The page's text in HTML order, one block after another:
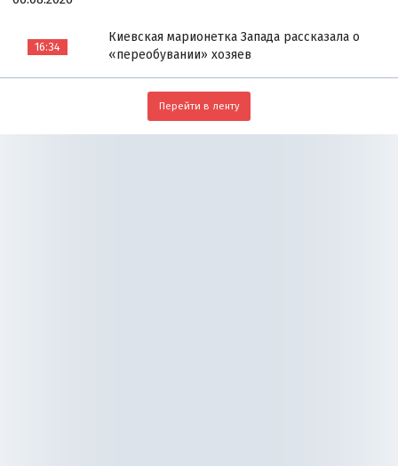
16:34
Киевская марионетка Запада рассказала о
«переобувании» хозяев
Перейти в ленту